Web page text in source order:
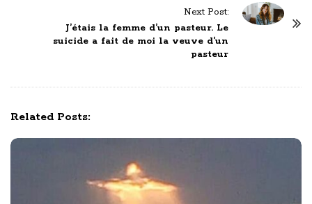
Next Post:
J’étais la femme d’un pasteur. Le
suicide a fait de moi la veuve d’un
pasteur
Related Posts: